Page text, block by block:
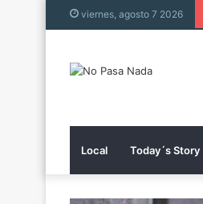
viernes, agosto 7 2026
Local Today´s Story